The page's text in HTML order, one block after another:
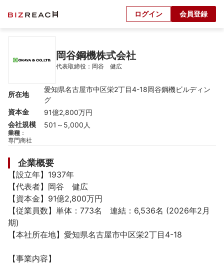
ログイン 会員登録
岡谷鋼機株式会社
代表取締役：岡谷　健広
所在地
愛知県名古屋市中区栄2丁目4-18岡谷鋼機ビルディン
グ
資本金
91億2,800万円
会社規模
501～5,000人
業種 ：
専門商社
企業概要
【設立年】1937年
【代表者】岡谷　健広
【資本金】91億2,800万円
【従業員数】単体：773名　連結：6,536名 (2026年2月
期)
【本社所在地】愛知県名古屋市中区栄2丁目4-18
【事業内容】